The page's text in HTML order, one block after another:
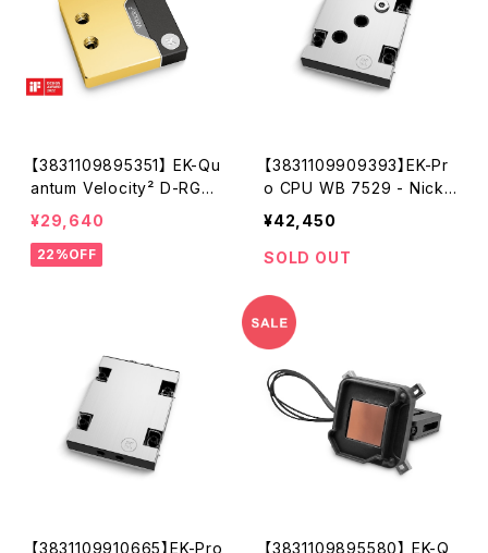
【3831109895351】 EK-Qu
antum Velocity² D-RGB
- 1700 Nickel + Gold
¥29,640
22%OFF
【3831109909393】EK-Pr
o CPU WB 7529 - Nicke
l + Inox
¥42,450
SOLD OUT
【3831109910665】EK-Pro
【3831109895580】 EK-Q